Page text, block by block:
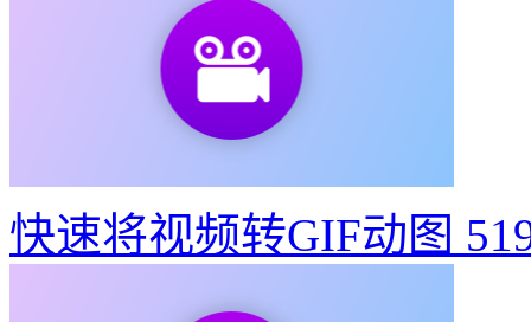
快速将视频转GIF动图